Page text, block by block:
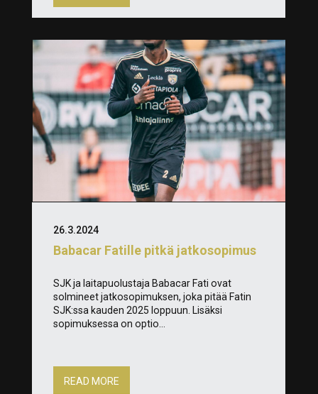
Babacar Fatille pitkä jatkosopimus
26.3.2024
SJK ja laitapuolustaja Babacar Fati ovat
solmineet jatkosopimuksen, joka pitää Fatin
SJK:ssa kauden 2025 loppuun. Lisäksi
sopimuksessa on optio...
READ MORE